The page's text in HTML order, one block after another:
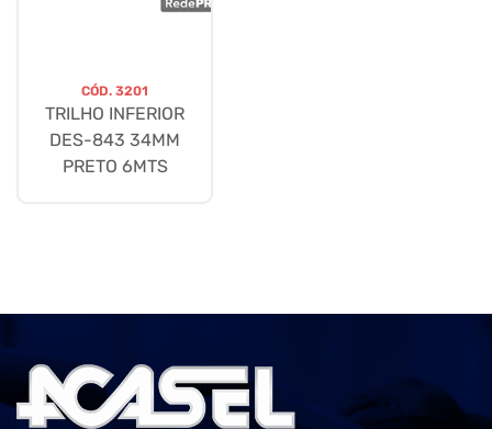
CÓD. 3201
TRILHO INFERIOR
DES-843 34MM
PRETO 6MTS